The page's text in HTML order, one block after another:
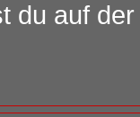
du auf